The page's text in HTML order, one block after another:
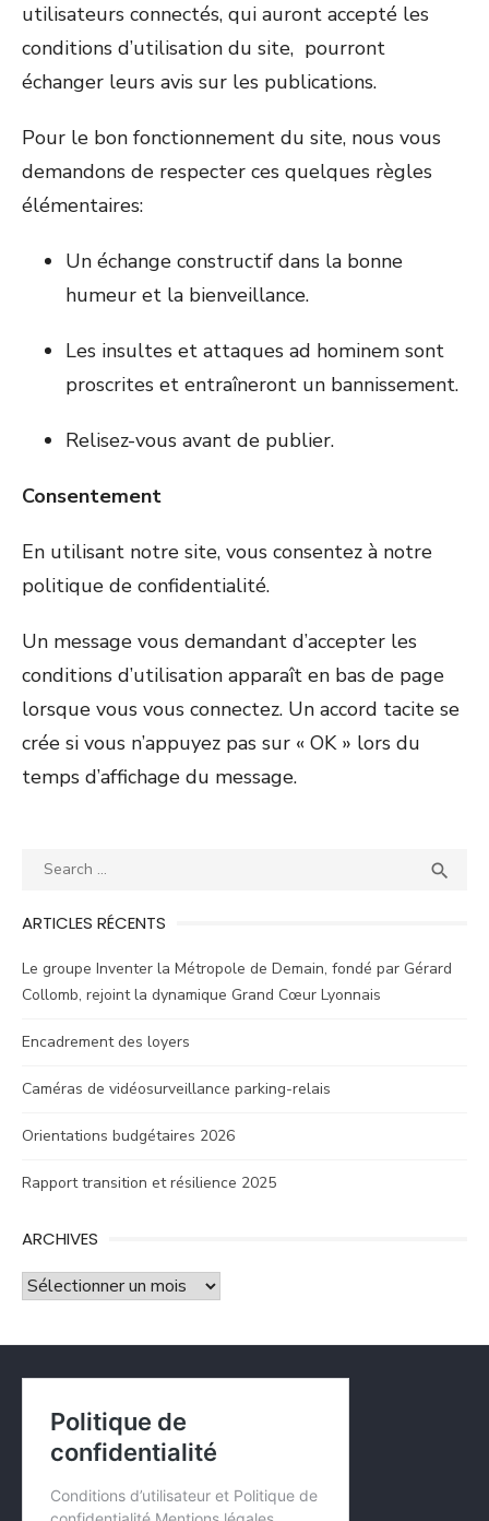
utilisateurs connectés, qui auront accepté les
conditions d’utilisation du site, pourront
échanger leurs avis sur les publications.
Pour le bon fonctionnement du site, nous vous
demandons de respecter ces quelques règles
élémentaires:
Un échange constructif dans la bonne
humeur et la bienveillance.
Les insultes et attaques ad hominem sont
proscrites et entraîneront un bannissement.
Relisez-vous avant de publier.
Consentement
En utilisant notre site, vous consentez à notre
politique de confidentialité.
Un message vous demandant d’accepter les
conditions d’utilisation apparaît en bas de page
lorsque vous vous connectez. Un accord tacite se
crée si vous n’appuyez pas sur « OK » lors du
temps d’affichage du message.
Search

ARTICLES RÉCENTS
Le groupe Inventer la Métropole de Demain, fondé par Gérard
Collomb, rejoint la dynamique Grand Cœur Lyonnais
Encadrement des loyers
Caméras de vidéosurveillance parking-relais
Orientations budgétaires 2026
Rapport transition et résilience 2025
ARCHIVES
Archives